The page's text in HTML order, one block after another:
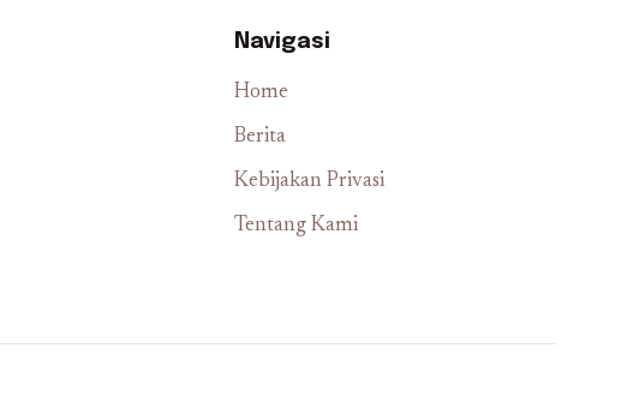
Navigasi
Home
Berita
Kebijakan Privasi
Tentang Kami